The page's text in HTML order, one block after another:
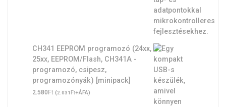
CH341 EEPROM programozó (24xx,
25xx, EEPROM/Flash, CH341A -
programozó, csipesz,
programozónyák) [minipack]
2.580Ft (2.031 Ft+ÁFA)